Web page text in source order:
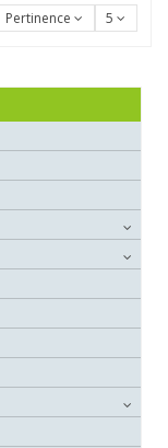
Pertinence 5